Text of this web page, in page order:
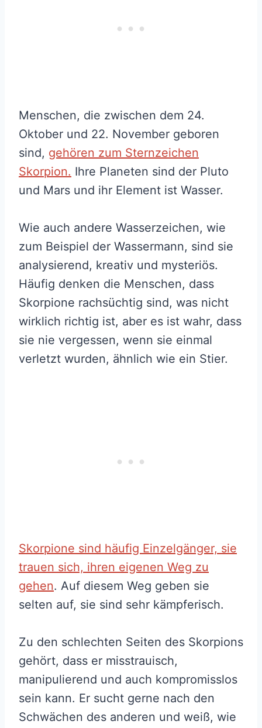
Menschen, die zwischen dem 24.
Oktober und 22. November geboren
sind, gehören zum Sternzeichen
Skorpion. Ihre Planeten sind der Pluto
und Mars und ihr Element ist Wasser.
Wie auch andere Wasserzeichen, wie
zum Beispiel der Wassermann, sind sie
analysierend, kreativ und mysteriös.
Häufig denken die Menschen, dass
Skorpione rachsüchtig sind, was nicht
wirklich richtig ist, aber es ist wahr, dass
sie nie vergessen, wenn sie einmal
verletzt wurden, ähnlich wie ein Stier.
Skorpione sind häufig Einzelgänger, sie
trauen sich, ihren eigenen Weg zu
gehen. Auf diesem Weg geben sie
selten auf, sie sind sehr kämpferisch.
Zu den schlechten Seiten des Skorpions
gehört, dass er misstrauisch,
manipulierend und auch kompromisslos
sein kann. Er sucht gerne nach den
Schwächen des anderen und weiß, wie